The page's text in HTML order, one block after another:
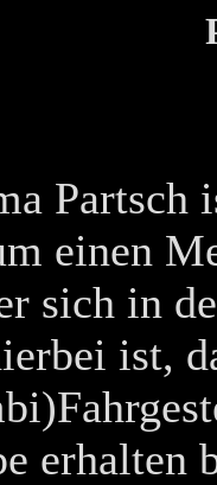
Partsch
einen
sich in
ist,
erhalten